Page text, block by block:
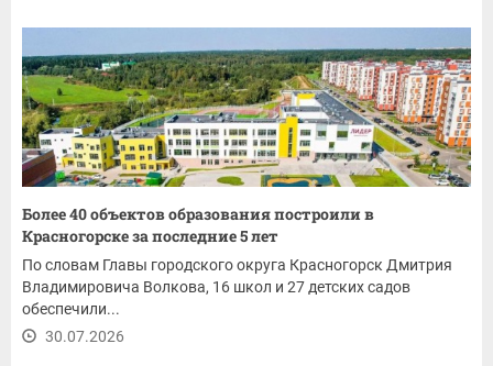
Более 40 объектов образования построили в
Красногорске за последние 5 лет
По словам Главы городского округа Красногорск Дмитрия
Владимировича Волкова, 16 школ и 27 детских садов
обеспечили...
30.07.2026